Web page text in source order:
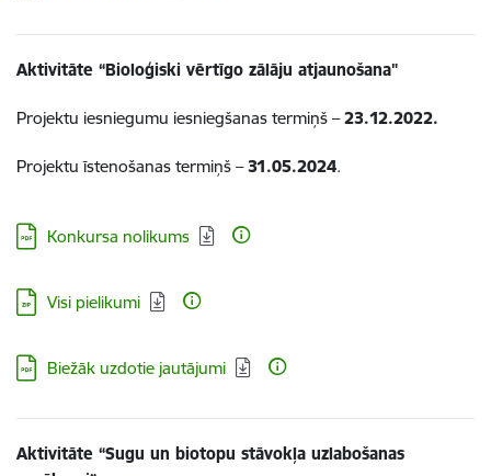
Aktivitāte “Bioloģiski vērtīgo zālāju atjaunošana"
Projektu iesniegumu iesniegšanas termiņš –23.12.2022.
Projektu īstenošanas termiņš –31.05.2024.
Lejupielādēt:
Konkursa nolikums
Lejupielādēt:
Visi pielikumi
Lejupielādēt:
Biežāk uzdotie jautājumi
Aktivitāte “Sugu un biotopu stāvokļa uzlabošanas